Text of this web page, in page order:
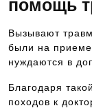
помощь
Вызывают
были на приеме
нуждаются в
Благодаря
походов к